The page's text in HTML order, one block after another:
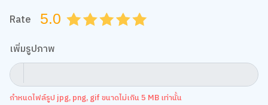
Rate 5.0 4.5
4.0
3.5
3.0
2.5
2.0
1.5
1.0
0.5
เพิ่มรูปภาพ
กำหนดไฟล์รูป jpg, png, gif ขนาดไม่เกิน 5 MB เท่านั้น